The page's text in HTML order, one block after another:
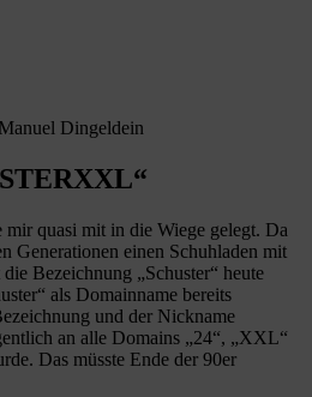
Dingeldein
mir quasi mit in die Wiege gelegt. Da
Generationen einen Schuhladen mit
Bezeichnung „Schuster“ heute
als Domainname bereits
und der Nickname
an alle Domains „24“, „XXL“
Das müsste Ende der 90er